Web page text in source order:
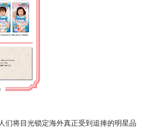
将目光锁定海外真正受到追捧的明星品